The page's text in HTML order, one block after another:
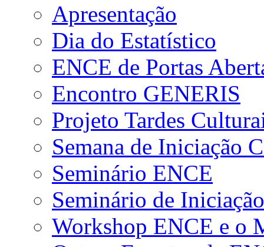
Apresentação
Dia do Estatístico
ENCE de Portas
Encontro GENERIS
Projeto Tardes
Semana de Iniciação
Seminário ENCE
Seminário de
Workshop ENCE e o